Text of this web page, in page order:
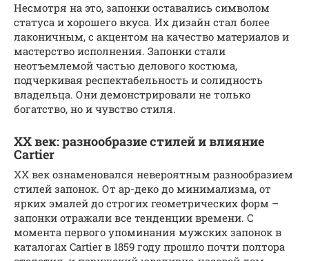
Несмотря на это, запонки оставались символом
статуса и хорошего вкуса. Их дизайн стал более
лаконичным, с акцентом на качество материалов и
мастерство исполнения. Запонки стали
неотъемлемой частью делового костюма,
подчеркивая респектабельность и солидность
владельца. Они демонстрировали не только
богатство, но и чувство стиля.
XX век: разнообразие стилей и влияние
Cartier
XX век ознаменовался невероятным разнообразием
стилей запонок. От ар-деко до минимализма, от
ярких эмалей до строгих геометрических форм –
запонки отражали все тенденции времени. С
момента первого упоминания мужских запонок в
каталогах Cartier в 1859 году прошло почти полтора